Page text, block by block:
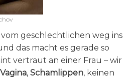
geschlechtlichen weg ins
das macht es gerade so
vertraut an einer Frau – wir
Vagina, Schamlippen, keinen